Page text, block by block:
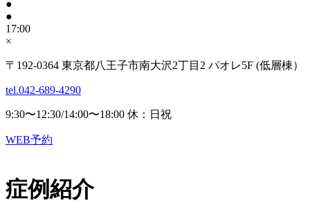
●
●
17:00
×
〒192-0364 東京都八王子市南大沢2丁目2 パオレ5F (低層棟）
tel.042-689-4290
9:30〜12:30/14:00〜18:00 休：日祝
WEB予約
症例紹介